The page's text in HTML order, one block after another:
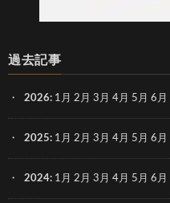
過去記事
2026: 1月 2月 3月 4月 5月 6月
2025: 1月 2月 3月 4月 5月 6月
2024: 1月 2月 3月 4月 5月 6月